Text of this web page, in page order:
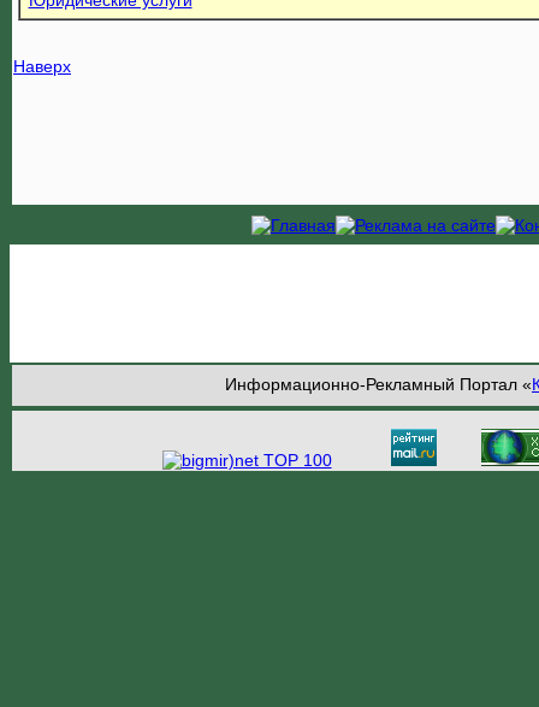
Наверх
Информационно-Рекламный Портал «